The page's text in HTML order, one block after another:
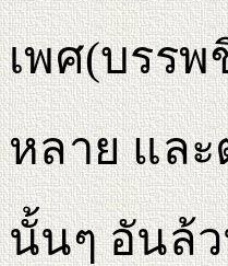
เพศ(บรร
หลาย แล
นั้นๆ อันล้